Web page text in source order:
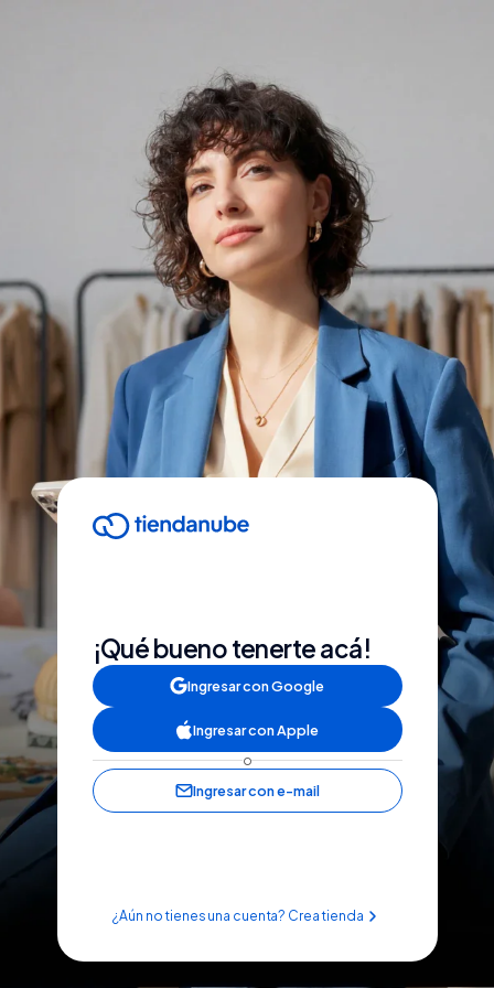
¡Qué bueno tenerte acá!
Ingresar con Google
Ingresar con Apple
o
Ingresar con e-mail
¿Aún no tienes una cuenta? Crea tienda